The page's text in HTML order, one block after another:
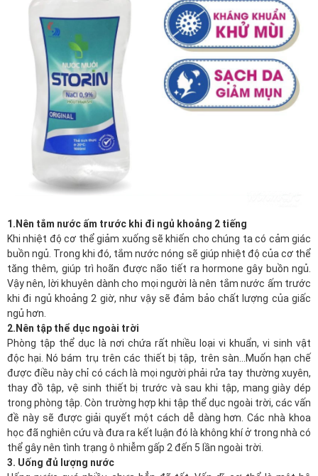
1.Nên tắm nước ấm trước khi đi ngủ khoảng 2 tiếng
Khi nhiệt độ cơ thể giảm xuống sẽ khiến cho chúng ta có cảm giác
buồn ngủ. Trong khi đó, tắm nước nóng sẽ giúp nhiệt độ của cơ thể
tăng thêm, giúp trì hoãn được não tiết ra hormone gây buồn ngủ.
Vậy nên, lời khuyên dành cho mọi người là nên tắm nước ấm trước
khi đi ngủ khoảng 2 giờ, như vậy sẽ đảm bảo chất lượng của giấc
ngủ hơn.
2.Nên tập thể dục ngoài trời
Phòng tập thể dục là nơi chứa rất nhiều loại vi khuẩn, vi sinh vật
độc hại. Nó bám trụ trên các thiết bị tập, trên sàn…Muốn hạn chế
được điều này chỉ có cách là mọi người phải rửa tay thường xuyên,
thay đồ tập, vệ sinh thiết bị trước và sau khi tập, mang giày dép
trong phòng tập. Còn trường hợp khi tập thể dục ngoài trời, các vấn
đề này sẽ được giải quyết một cách dễ dàng hơn. Các nhà khoa
học đã nghiên cứu và đưa ra kết luận đó là không khí ở trong nhà có
thể gây nên tình trạng ô nhiễm gấp 2 đến 5 lần ngoài trời.
3. Uống đủ lượng nước